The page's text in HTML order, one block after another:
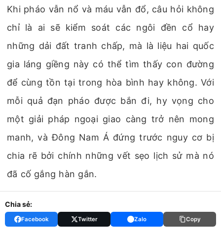
Khi pháo vẫn nổ và máu vẫn đổ, câu hỏi không
chỉ là ai sẽ kiểm soát các ngôi đền cổ hay
những dải đất tranh chấp, mà là liệu hai quốc
gia láng giềng này có thể tìm thấy con đường
để cùng tồn tại trong hòa bình hay không. Với
mỗi quả đạn pháo được bắn đi, hy vọng cho
một giải pháp ngoại giao càng trở nên mong
manh, và Đông Nam Á đứng trước nguy cơ bị
chia rẽ bởi chính những vết sẹo lịch sử mà nó
đã cố gắng hàn gắn.
Chia sẻ:
Facebook Twitter Zalo Copy